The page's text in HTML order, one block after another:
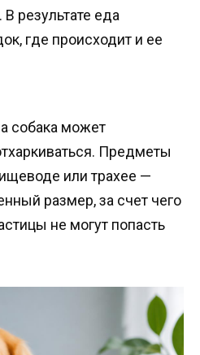
результате еда
где происходит и ее
собака может
Предметы
или трахее —
размер, за счет чего
не могут попасть